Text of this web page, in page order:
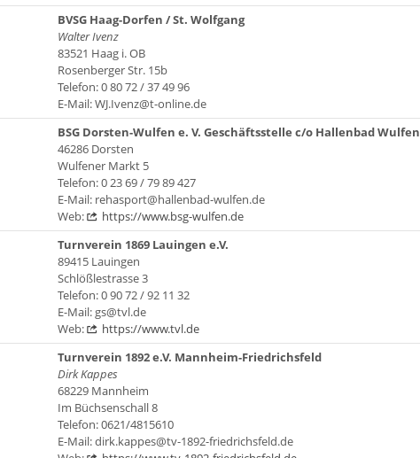
BVSG Haag-Dorfen / St. Wolfgang
Walter Ivenz
83521 Haag i. OB
Rosenberger Str. 15b
Telefon: 0 80 72 / 37 49 96
E-Mail: WJ.Ivenz@t-online.de
BSG Dorsten-Wulfen e. V. Geschäftsstelle c/o Hallenbad Wulfen
46286 Dorsten
Wulfener Markt 5
Telefon: 0 23 69 / 79 89 427
E-Mail: rehasport@hallenbad-wulfen.de
Web:
https://www.bsg-wulfen.de
Turnverein 1869 Lauingen e.V.
89415 Lauingen
Schlößlestrasse 3
Telefon: 0 90 72 / 92 11 32
E-Mail: gs@tvl.de
Web:
https://www.tvl.de
Turnverein 1892 e.V. Mannheim-Friedrichsfeld
Dirk Kappes
68229 Mannheim
Im Büchsenschall 8
Telefon: 0621/4815610
E-Mail: dirk.kappes@tv-1892-friedrichsfeld.de